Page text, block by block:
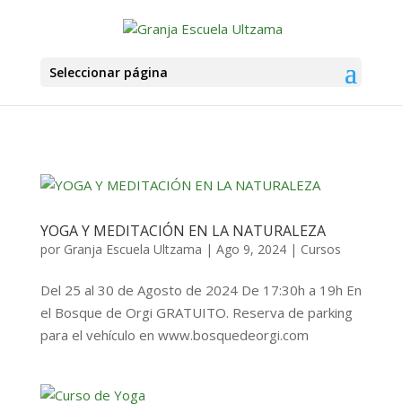
Seleccionar página
YOGA Y MEDITACIÓN EN LA NATURALEZA
por Granja Escuela Ultzama | Ago 9, 2024| Cursos
Del 25 al 30 de Agosto de 2024 De 17:30h a 19h En
el Bosque de Orgi GRATUITO. Reserva de parking
para el vehículo en www.bosquedeorgi.com